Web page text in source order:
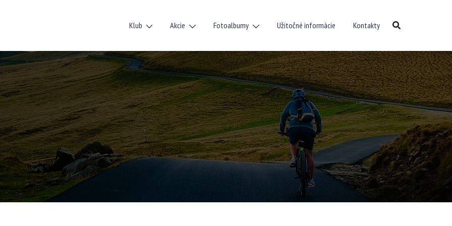
Klub Akcie Fotoalbumy Užitočné informácie Kontakty